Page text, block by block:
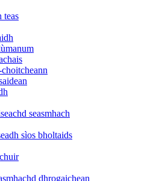
teas
seasmhach
sìos bholtaids
dhrogaichean